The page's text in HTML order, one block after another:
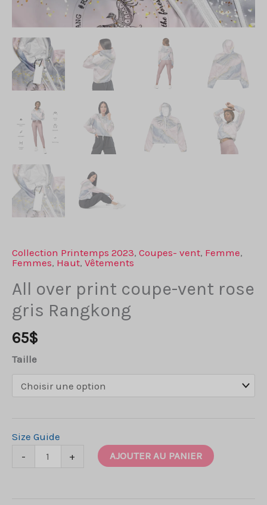
Collection Printemps 2023, Coupes- vent, Femme,
Femmes, Haut, Vêtements
All over print coupe-vent rose
gris Rangkong
65$
Taille
Size Guide
-
quantité
+ AJOUTER AU PANIER